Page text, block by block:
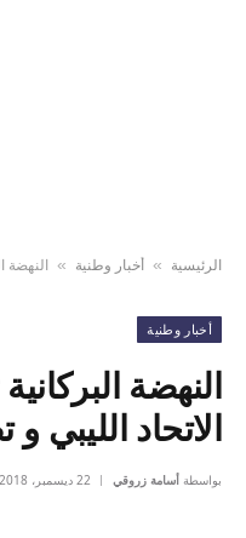
الرئيسية » أخبار وطنية » النهضة
أخبار وطنية
النهضة
الاتحاد الليبي
بواسطة أسامة زروقي 22 ديسمبر، 2018